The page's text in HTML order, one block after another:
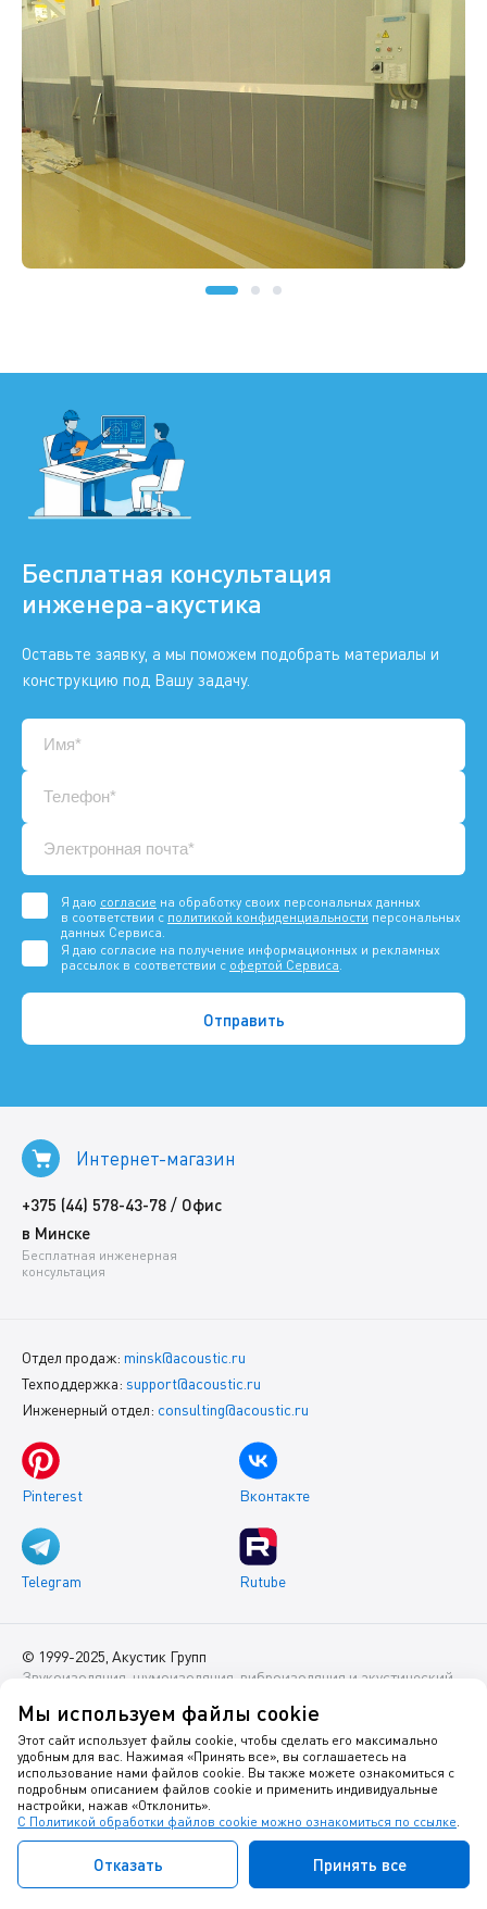
Бесплатная консультация
инженера-акустика
Оставьте заявку, а мы поможем подобрать материалы и
конструкцию под Вашу задачу.
Я даю согласие на обработку своих персональных данных
в соответствии с политикой конфиденциальности персональных
данных Сервиса.
Я даю согласие на получение информационных и рекламных
рассылок в соответствии с офертой Сервиса
Интернет-магазин
+375 (44) 578-43-78 / Офис
в Минске
Бесплатная инженерная
консультация
Отдел продаж: minsk@acoustic.ru
Техподдержка: support@acoustic.ru
Инженерный отдел: consulting@acoustic.ru
Pinterest Вконтакте
Telegram Rutube
© 1999-2025, Акустик Групп
Звукоизоляция, шумоизоляция, виброизоляция и акустический
Данный интернет-сайт носит исключительно информационный
характер и ни при каких условиях не является публичной
офертой.
Политика оператора в отношении обработки персональных
данных
Политика в отношении куки-файлов
Мы используем файлы cookie
Этот сайт использует файлы cookie, чтобы сделать его максимально
удобным для вас. Нажимая «Принять все», вы соглашаетесь на
использование нами файлов cookie. Вы также можете ознакомиться с
подробным описанием файлов cookie и применить индивидуальные
настройки, нажав «Отклонить».
С Политикой обработки файлов cookie можно ознакомиться по ссылке.
Отказать Принять все